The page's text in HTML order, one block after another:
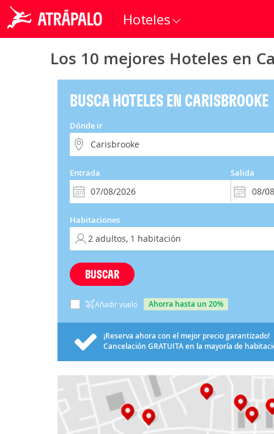
Hoteles
Los 10 mejores Hoteles en
BUSCA HOTELES EN CARISBROOKE
Dónde ir
Entrada Salida
Habitaciones
BUSCAR
Añadir vuelo ahorra hasta un 20%
¡Reserva ahora con el mejor precio garantizado!
Cancelación GRATUITAen la mayoría de